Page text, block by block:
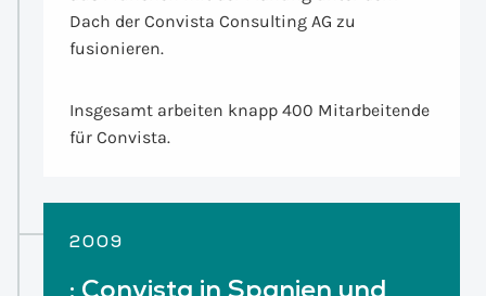
Dach der Convista Consulting AG zu
fusionieren.
Insgesamt arbeiten knapp 400 Mitarbeitende
für Convista.
2009